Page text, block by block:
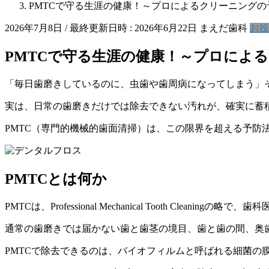
PMTCで守る生涯の健康！～プロによるクリーニング
2026年7月8日 / 最終更新日時 : 2026年6月22日 まえだ歯科 お
PMTCで守る生涯の健康！～プロによ
「毎日歯磨きしているのに、虫歯や歯周病になってしまう
実は、日常の歯磨きだけでは除去できない汚れが、確実に蓄
PMTC（専門的機械的歯面清掃）は、この限界を超える予防
PMTCとは何か
PMTCは、Professional Mechanical Tooth Cleaningの略で、
通常の歯磨きでは届かない歯と歯茎の境目、歯と歯の間、
PMTCで除去できるのは、バイオフィルムと呼ばれる細菌の